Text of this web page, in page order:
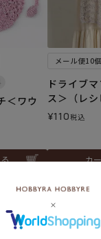
＜ワウ
メール便10
ドライブ
ス＞（レシ
¥110税込
カ